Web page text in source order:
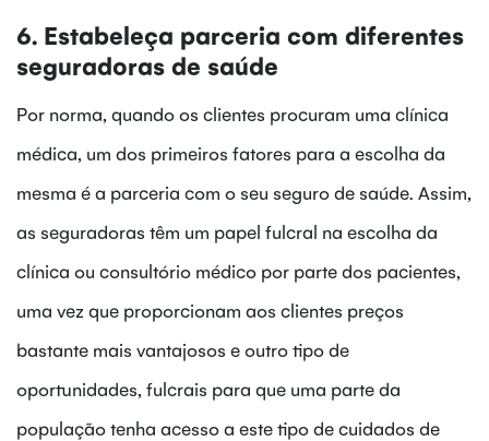
6. Estabeleça parceria com diferentes
seguradoras de saúde
Por norma, quando os clientes procuram uma clínica
médica, um dos primeiros fatores para a escolha da
mesma é a parceria com o seu seguro de saúde. Assim,
as seguradoras têm um papel fulcral na escolha da
clínica ou consultório médico por parte dos pacientes,
uma vez que proporcionam aos clientes preços
bastante mais vantajosos e outro tipo de
oportunidades, fulcrais para que uma parte da
população tenha acesso a este tipo de cuidados de